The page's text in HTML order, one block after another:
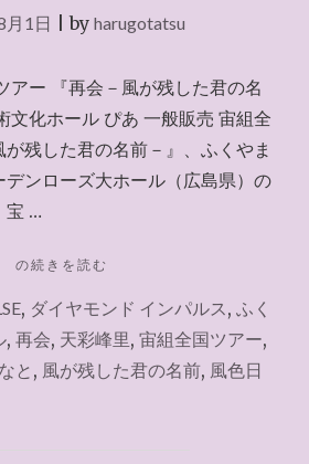
月1日 |by harugotatsu
アー 『再会－風が残した君の名
文化ホール ぴあ 一般販売 宙組全
残した君の名前－』、ふくやま
ンローズ大ホール（広島県）の
宝 …
"チ
ッ
ト
あ
の続きを読む
, ダイヤモンド インパルス , ふく
, 再会, 天彩峰里, 宙組全国ツアー,
と , 風が残した君の名前, 風色日